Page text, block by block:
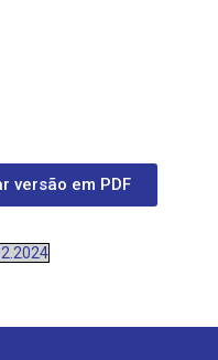
versão em PDF